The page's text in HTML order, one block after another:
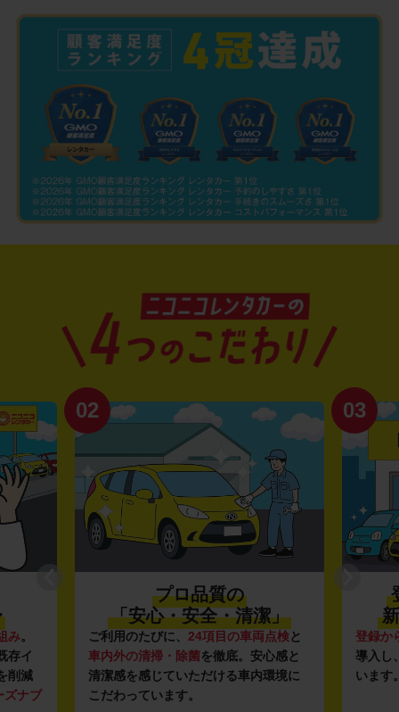
み。
存イ
削減
ズナブ
02
プロ品質の
「安心・安全・清潔」
ご利用のたびに、 24項目の車両点検と
車内外の清掃・除菌を徹底。安心感と
清潔感を感じていただける車内環境に
こだわっています。
03
登録か
導入し
います